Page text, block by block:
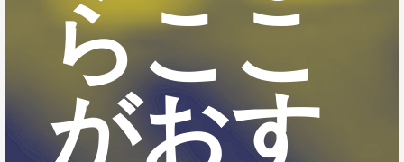
らここ
がおす